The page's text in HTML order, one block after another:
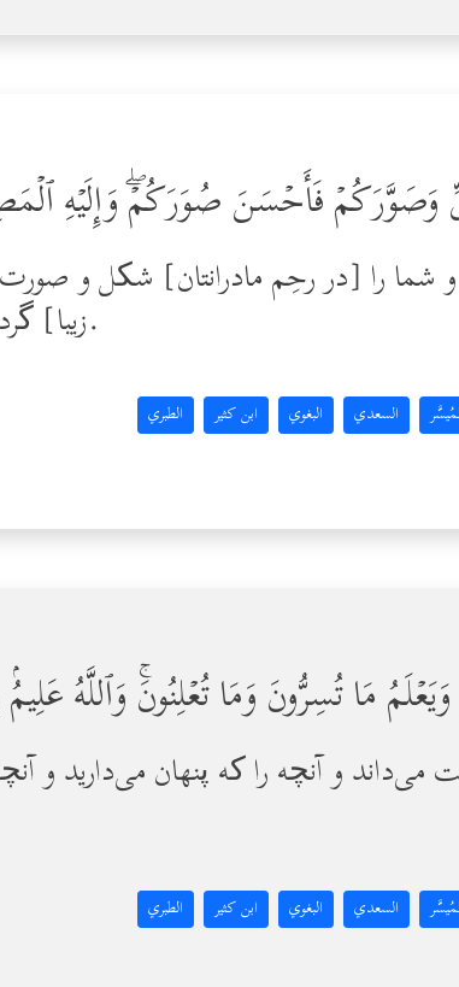
وَصَوَّرَكُمۡ فَأَحۡسَنَ صُوَرَكُمۡۖ وَإِلَیۡهِ
و شما را [در رحِم مادرانتان] شکل و
زیبا] گرداند، و بازگشت [همه] به سوی اوست.
السعدي البغوي ابن كثير الطبري
مَا تُسِرُّونَ وَمَا تُعۡلِنُونَۚ وَٱللَّهُ
می‌داند و آنچه را که پنهان می‌دارید و
السعدي البغوي ابن كثير الطبري